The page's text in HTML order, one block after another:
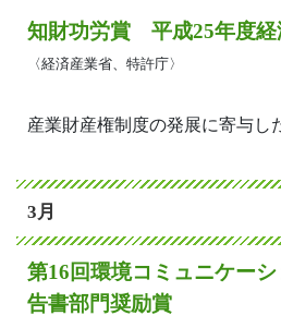
知財功労賞 平成25年度経
〈経済産業省、特許庁〉
産業財産権制度の発展に寄与し
3月
第16回環境コミュニケー
告書部門奨励賞